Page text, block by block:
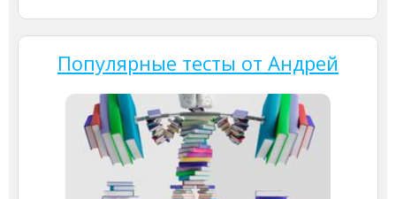
Популярные тесты от Андрей